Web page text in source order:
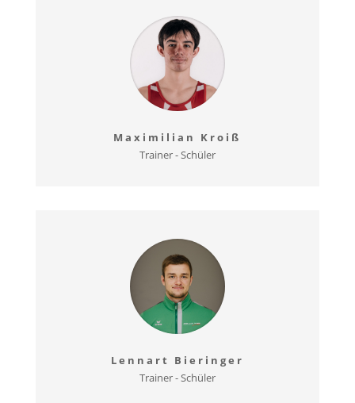
Maximilian Kroiß
Trainer - Schüler
Lennart Bieringer
Trainer - Schüler